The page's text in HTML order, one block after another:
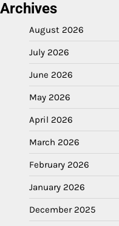
Archives
August 2026
July 2026
June 2026
May 2026
April 2026
March 2026
February 2026
January 2026
December 2025